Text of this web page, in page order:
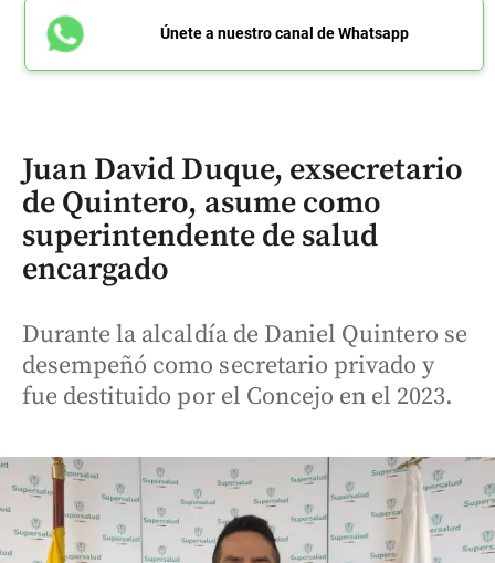
Únete a nuestro canal de Whatsapp
Juan David Duque, exsecretario
de Quintero, asume como
superintendente de salud
encargado
Durante la alcaldía de Daniel Quintero se
desempeñó como secretario privado y
fue destituido por el Concejo en el 2023.